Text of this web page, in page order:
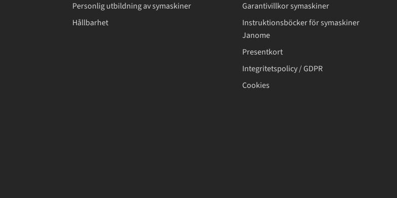
Personlig utbildning av symaskiner
Hållbarhet
Garantivillkor symaskiner
Instruktionsböcker för symaskiner
Janome
Presentkort
Integritetspolicy / GDPR
Cookies